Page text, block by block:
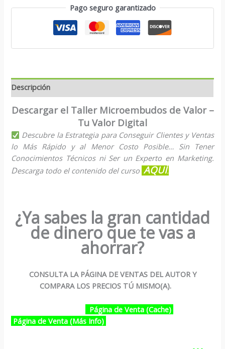
Pago seguro garantizado
Descripción
Descargar el Taller Microembudos de Valor –
Tu Valor Digital
Descubre la Estrategia para Conseguir Clientes y Ventas
lo Más Rápido y al Menor Costo Posible… Sin Tener
Conocimientos Técnicos ni Ser un Experto en Marketing.
Descarga todo el contenido del curso AQUÍ.
¿Ya sabes la gran cantidad
de dinero que te vas a
ahorrar?
CONSULTA LA PÁGINA DE VENTAS DEL AUTOR Y
COMPARA LOS PRECIOS TÚ MISMO(A).
Página de Venta (Cache)
Página de Venta (Más Info)
…………………………………………